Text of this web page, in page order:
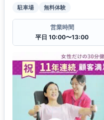
駐車場 無料体験
営業時間
平日 10:00〜13:00